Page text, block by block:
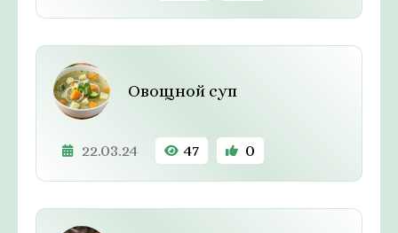
Овощной суп
22.03.24 47 0